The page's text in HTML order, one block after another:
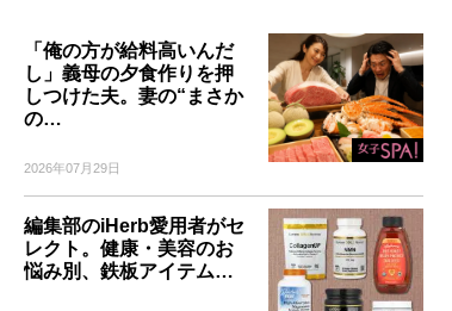
「俺の方が給料高いんだ
し」義母の夕食作りを押
しつけた夫。妻の“まさか
の…
2026年07月29日
編集部のiHerb愛用者がセ
レクト。健康・美容のお
悩み別、鉄板アイテム…